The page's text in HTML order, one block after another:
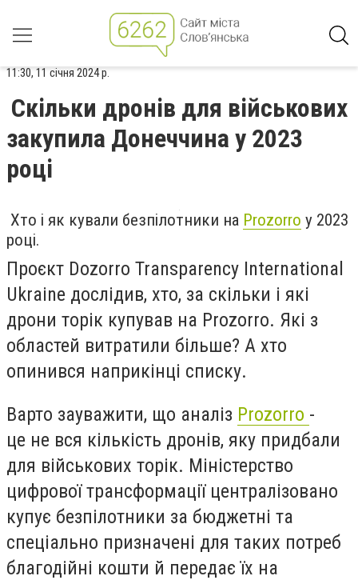
11:30, 11 січня 2024 р.
Скільки дронів для військових
закупила Донеччина у 2023
році
Хто і як кували безпілотники на Prozorro у 2023
році.
Проєкт Dozorro Transparency International
Ukraine дослідив, хто, за скільки і які
дрони торік купував на Prozorro. Які з
областей витратили більше? А хто
опинився наприкінці списку.
Варто зауважити, що аналіз Prozorro -
це не вся кількість дронів, яку придбали
для військових торік. Міністерство
цифрової трансформації централізовано
купує безпілотники за бюджетні та
спеціально призначені для таких потреб
благодійні кошти й передає їх на